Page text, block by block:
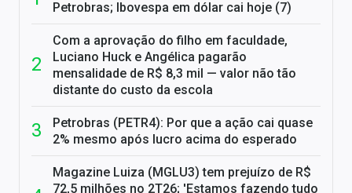
Petrobras; Ibovespa em dólar cai hoje (7)
Com a aprovação do filho em faculdade,
Luciano Huck e Angélica pagarão
mensalidade de R$ 8,3 mil — valor não tão
distante do custo da escola
Petrobras (PETR4): Por que a ação cai quase
2% mesmo após lucro acima do esperado
Magazine Luiza (MGLU3) tem prejuízo de R$
72,5 milhões no 2T26; 'Estamos fazendo tudo